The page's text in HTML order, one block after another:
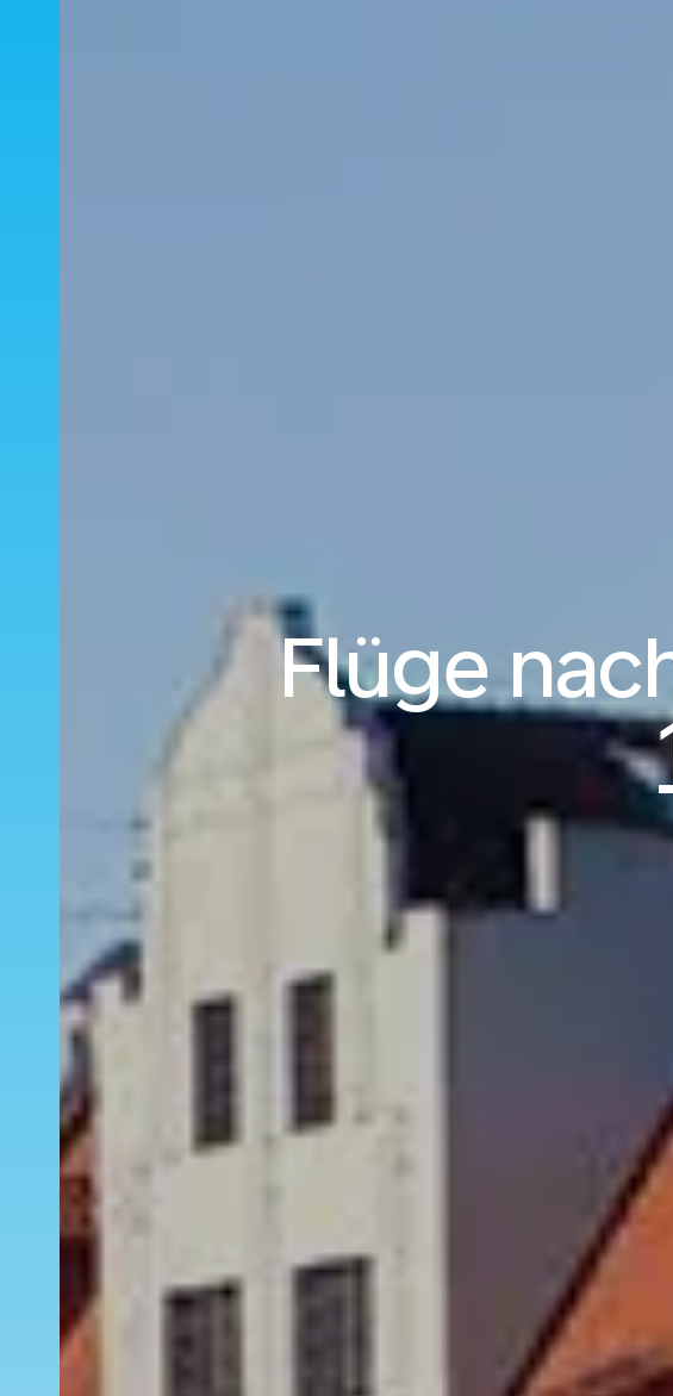
Flüge